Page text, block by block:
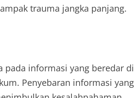
trauma jangka panjang.
pada informasi yang beredar di
Penyebaran informasi yang